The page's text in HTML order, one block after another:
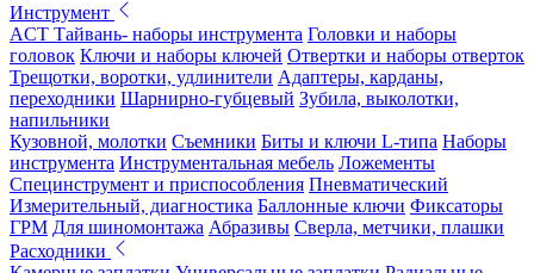
Инструмент
ACT Тайвань- наборы инструмента Головки и наборы
головок Ключи и наборы ключей Отвертки и наборы отверток
Трещотки, воротки, удлинители Адаптеры, карданы,
переходники Шарнирно-губцевый Зубила, выколотки,
напильники
Кузовной, молотки Съемники Биты и ключи L-типа Наборы
инструмента Инструментальная мебель Ложементы
Специнструмент и приспособления Пневматический
Измерительный, диагностика Баллонные ключи Фиксаторы
ГРМ Для шиномонтажа Абразивы Сверла, метчики, плашки
Расходники